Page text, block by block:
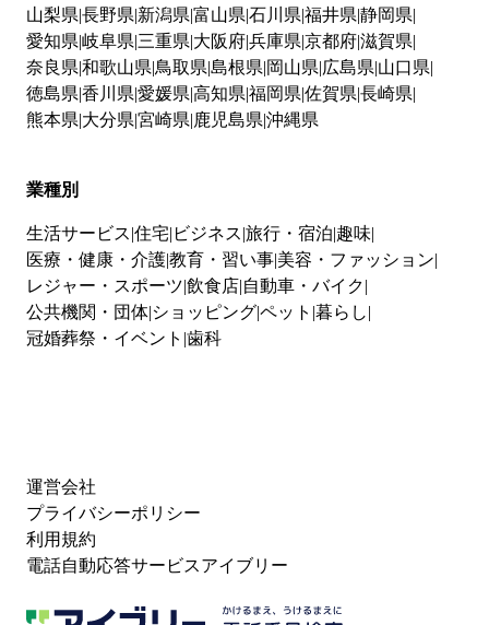
山梨県 長野県 新潟県 富山県 石川県 福井県 静岡県
愛知県 岐阜県 三重県 大阪府兵庫県 京都府滋賀県
奈良県 和歌山県 鳥取県 島根県 岡山県 広島県 山口県
徳島県 香川県 愛媛県 高知県 福岡県 佐賀県 長崎県
熊本県 大分県 宮崎県 鹿児島県 沖縄県
業種別
生活サービス 住宅 ビジネス 旅行・宿泊 趣味
医療・健康・介護教育・習い事 美容・ファッション
レジャー・スポーツ 飲食店 自動車・バイク
公共機関・団体 ショッピングペット 暮らし
冠婚葬祭・イベント 歯科
運営会社
プライバシーポリシー
利用規約
電話自動応答サービスアイブリー